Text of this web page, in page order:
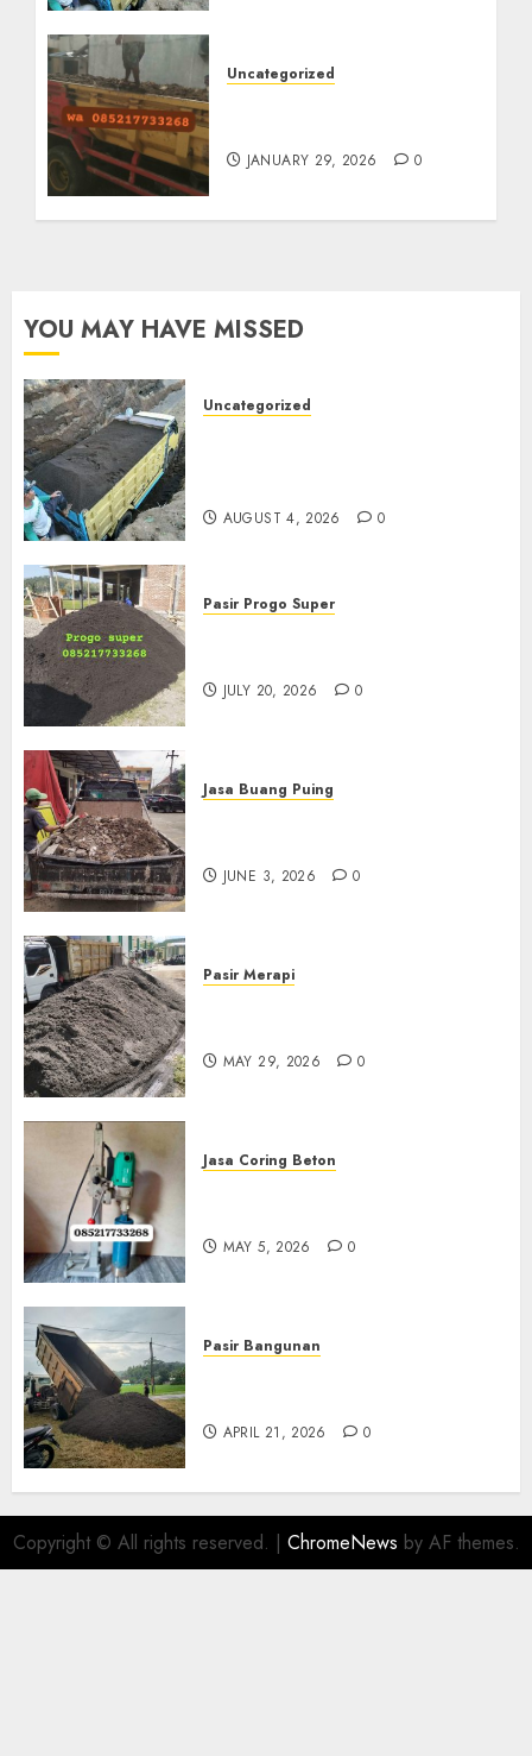
Uncategorized
JANUARY 29, 2026 0
YOU MAY HAVE MISSED
Uncategorized
AUGUST 4, 2026 0
Pasir Progo Super
JULY 20, 2026 0
Jasa Buang Puing
JUNE 3, 2026 0
Pasir Merapi
MAY 29, 2026 0
Jasa Coring Beton
MAY 5, 2026 0
Pasir Bangunan
APRIL 21, 2026 0
Copyright © All rights reserved. | ChromeNews by AF themes.